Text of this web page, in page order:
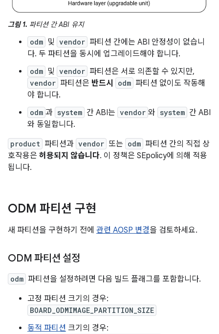
그림 1. 파티션 간 ABI 유지
odm 및 vendor 파티션 간에는 ABI 안정성이 없습니
다. 두 파티션을 동시에 업그레이드해야 합니다.
odm 및 vendor 파티션은 서로 의존할 수 있지만,
vendor 파티션은 반드시 odm 파티션 없이도 작동해
야 합니다.
odm 과 system 간 ABI는 vendor 와 system 간 ABI
와 동일합니다.
product 파티션과 vendor 또는 odm 파티션 간의 직접 상
호작용은 허용되지 않습니다. 이 정책은 SEpolicy에 의해 적용
됩니다.
ODM 파티션 구현
새 파티션을 구현하기 전에 관련 AOSP 변경을 검토하세요.
ODM 파티션 설정
odm 파티션을 설정하려면 다음 빌드 플래그를 포함합니다.
고정 파티션 크기의 경우:
BOARD_ODMIMAGE_PARTITION_SIZE
동적 파티션 크기의 경우: